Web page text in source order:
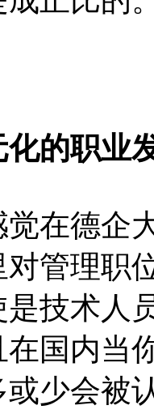
化的职业
德企大
对管理职
技术人
在国内当
少会被